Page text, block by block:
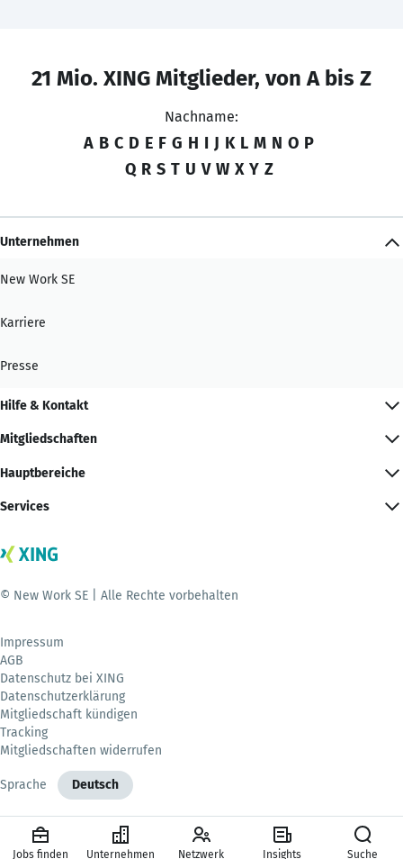
21 Mio. XING Mitglieder, von A bis Z
Nachname:
A B C D E F G H I J K L M N O P
Q R S T U V W X Y Z
Unternehmen
New Work SE
Karriere
Presse
Hilfe & Kontakt
Mitgliedschaften
Hauptbereiche
Services
© New Work SE | Alle Rechte vorbehalten
Impressum
AGB
Datenschutz bei XING
Datenschutzerklärung
Mitgliedschaft kündigen
Tracking
Mitgliedschaften widerrufen
Sprache Deutsch
Jobs finden Unternehmen Netzwerk Insights Suche